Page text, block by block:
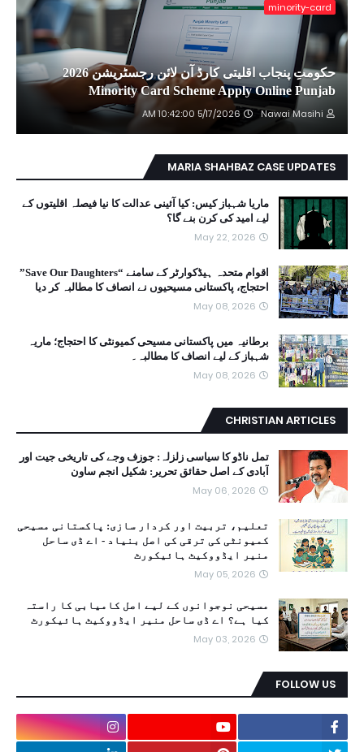
minority-card
حکومتِ پنجاب اقلیتی کارڈ آن لائن رجسٹریشن 2026
Minority Card Scheme Apply Online Punjab
Nawai Masihi
5/17/2026 10:42:00 AM
MARIA SHAHBAZ CASE UPDATES
ماریا شہباز کیس: کیا آئینی عدالت کا نیا فیصلہ اقلیتوں کے
لیے امید کی کرن بنے گا؟
May 22, 2026
اقوام متحدہ ہیڈکوارٹر کے سامنے “Save Our Daughters”
احتجاج، پاکستانی مسیحیوں نے انصاف کا مطالبہ کر دیا
May 08, 2026
برطانیہ میں پاکستانی مسیحی کمیونٹی کا احتجاج؛ ماریہ
شہباز کے لیے انصاف کا مطالبہ۔
May 08, 2026
CHRISTIAN ARTICLES
تمل ناڈو کا سیاسی زلزلہ: جوزف وجے کی تاریخی جیت اور
آبادی کے اصل حقائق تحریر: شکیل انجم ساون
May 06, 2026
تعلیم، تربیت اور کردار سازی: پاکستانی مسیحی
کمیونٹی کی ترقی کی اصل بنیاد - اے ڈی ساحل
منیر ایڈووکیٹ ہائیکورٹ
May 05, 2026
مسیحی نوجوانوں کے لیے اصل کامیابی کا راستہ
کیا ہے؟ اے ڈی ساحل منیر ایڈووکیٹ ہائیکورٹ
May 03, 2026
FOLLOW US